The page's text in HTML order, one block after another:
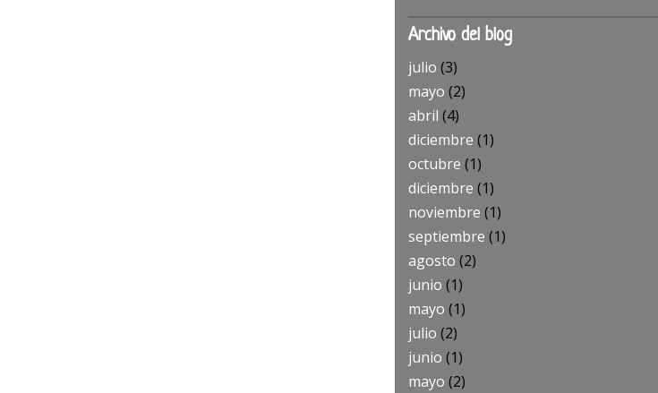
Archivo del blog
julio (3)
mayo (2)
abril (4)
diciembre (1)
octubre (1)
diciembre (1)
noviembre (1)
septiembre (1)
agosto (2)
junio (1)
mayo (1)
julio (2)
junio (1)
mayo (2)